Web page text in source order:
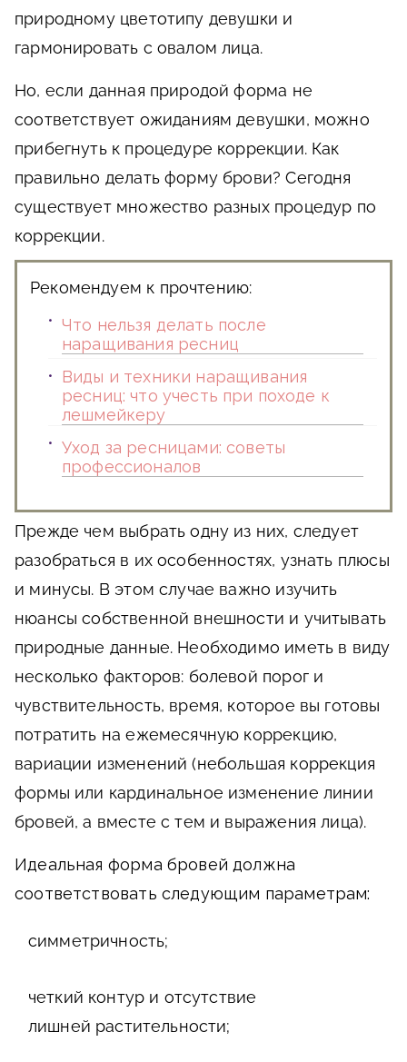
природному цветотипу девушки и
гармонировать с овалом лица.
Но, если данная природой форма не
соответствует ожиданиям девушки, можно
прибегнуть к процедуре коррекции. Как
правильно делать форму брови? Сегодня
существует множество разных процедур по
коррекции.
Рекомендуем к прочтению:
Что нельзя делать после
наращивания ресниц
Виды и техники наращивания
ресниц: что учесть при походе к
лешмейкеру
Уход за ресницами: советы
профессионалов
Прежде чем выбрать одну из них, следует
разобраться в их особенностях, узнать плюсы
и минусы. В этом случае важно изучить
нюансы собственной внешности и учитывать
природные данные. Необходимо иметь в виду
несколько факторов: болевой порог и
чувствительность, время, которое вы готовы
потратить на ежемесячную коррекцию,
вариации изменений (небольшая коррекция
формы или кардинальное изменение линии
бровей, а вместе с тем и выражения лица).
Идеальная форма бровей должна
соответствовать следующим параметрам:
симметричность;
четкий контур и отсутствие
лишней растительности;